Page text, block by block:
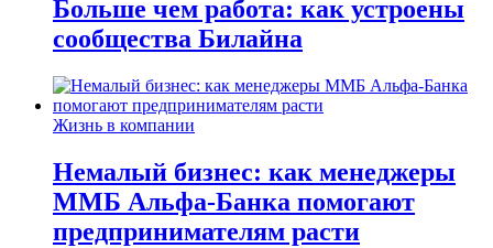
Больше чем работа: как устроены
сообщества Билайна
Жизнь в компании
Немалый бизнес: как менеджеры
ММБ Альфа-Банка помогают
предпринимателям расти